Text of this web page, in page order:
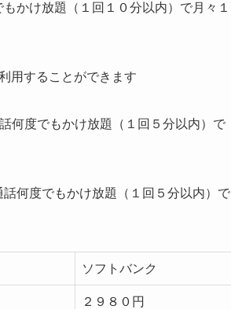
かけ放題（１回１０分以内）で月々１
用することができます
何度でもかけ放題（１回５分以内）で
何度でもかけ放題（１回５分以内）で
ソフトバンク
２９８０円